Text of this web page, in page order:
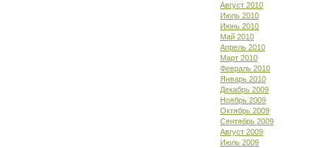
Август 2010
Июль 2010
Июнь 2010
Май 2010
Апрель 2010
Март 2010
Февраль 2010
Январь 2010
Декабрь 2009
Ноябрь 2009
Октябрь 2009
Сентябрь 2009
Август 2009
Июль 2009